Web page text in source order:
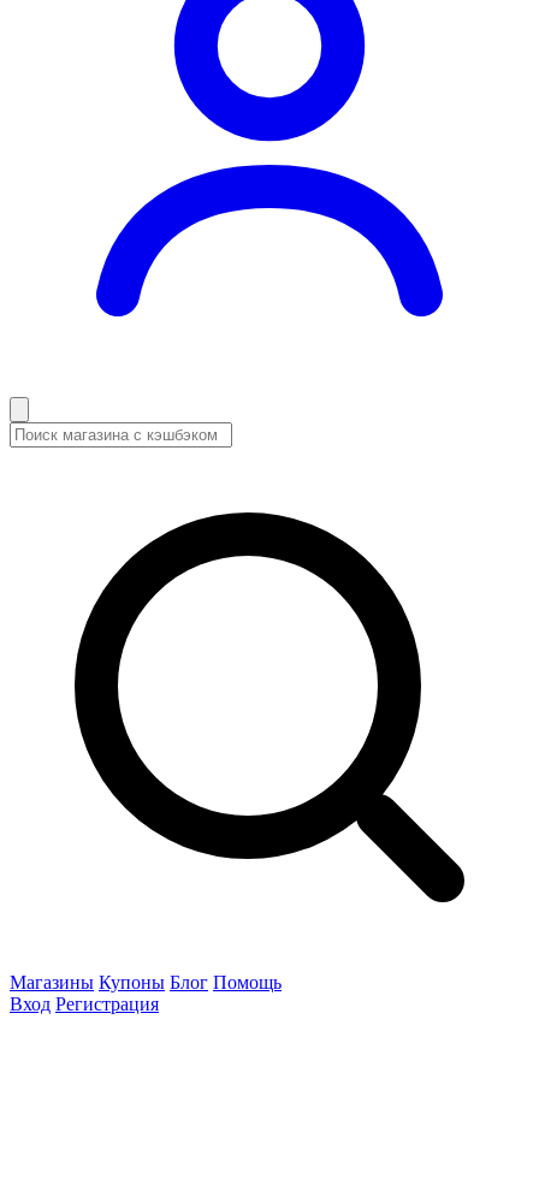
Магазины Купоны Блог Помощь
Вход Регистрация